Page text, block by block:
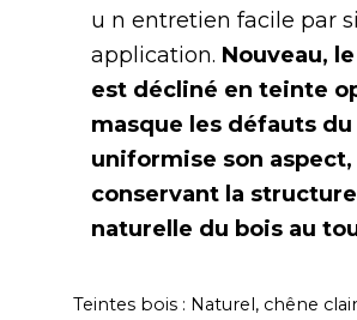
u n entretien facile par
application. Nouveau,
est décliné en teinte
masque les défauts
uniformise son
conservant la structure
naturelle du bois au
Teintes bois : Naturel, chêne